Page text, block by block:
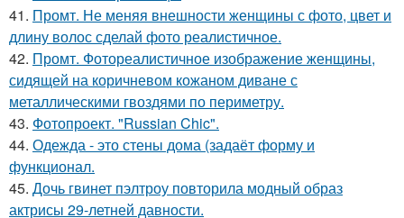
41. Промт. Не меняя внешности женщины с фото, цвет и
длину волос сделай фото реалистичное.
42. Промт. Фотореалистичное изображение женщины,
сидящей на коричневом кожаном диване с
металлическими гвоздями по периметру.
43. Фотопроект. "Russian Chic".
44. Одежда - это стены дома (задаёт форму и
функционал.
45. Дочь гвинет пэлтроу повторила модный образ
актрисы 29-летней давности.